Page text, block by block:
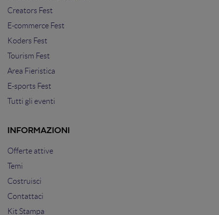
Creators Fest
E-commerce Fest
Koders Fest
Tourism Fest
Area Fieristica
E-sports Fest
Tutti gli eventi
INFORMAZIONI
Offerte attive
Temi
Costruisci
Contattaci
Kit Stampa